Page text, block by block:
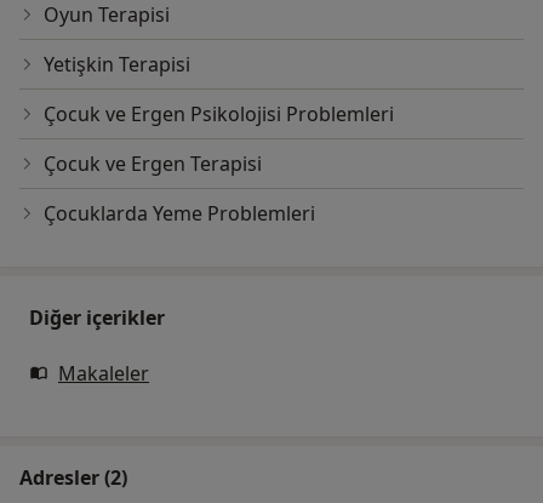
Oyun Terapisi
Yetişkin Terapisi
Çocuk ve Ergen Psikolojisi Problemleri
Çocuk ve Ergen Terapisi
Çocuklarda Yeme Problemleri
Diğer içerikler
Makaleler
Adresler (2)